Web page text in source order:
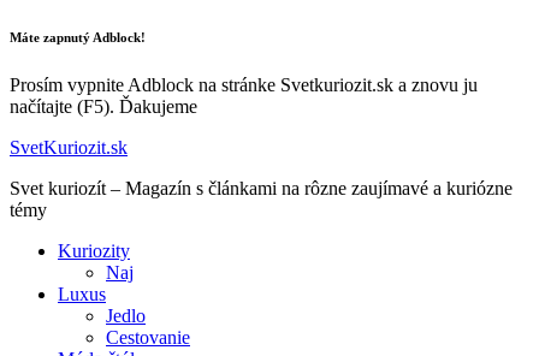
Máte zapnutý Adblock!
Prosím vypnite Adblock na stránke Svetkuriozit.sk a znovu ju
načítajte (F5). Ďakujeme
SvetKuriozit.sk
Svet kuriozít – Magazín s článkami na rôzne zaujímavé a kuriózne
témy
Kuriozity
Naj
Luxus
Jedlo
Cestovanie